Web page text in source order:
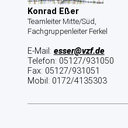
Konrad Eßer
Teamleiter Mitte/Süd,
Fachgruppenleiter Ferkel
E-Mail: esser@vzf.de
Telefon: 05127/931050
Fax: 05127/931051
Mobil: 0172/4135303